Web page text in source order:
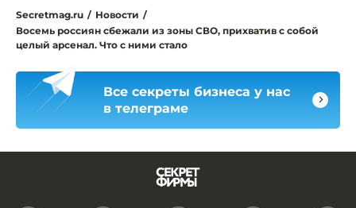
Secretmag.ru / Новости /
Восемь россиян сбежали из зоны СВО, прихватив с собой
целый арсенал. Что с ними стало
Все секреты бизнеса у нас
в телеграме